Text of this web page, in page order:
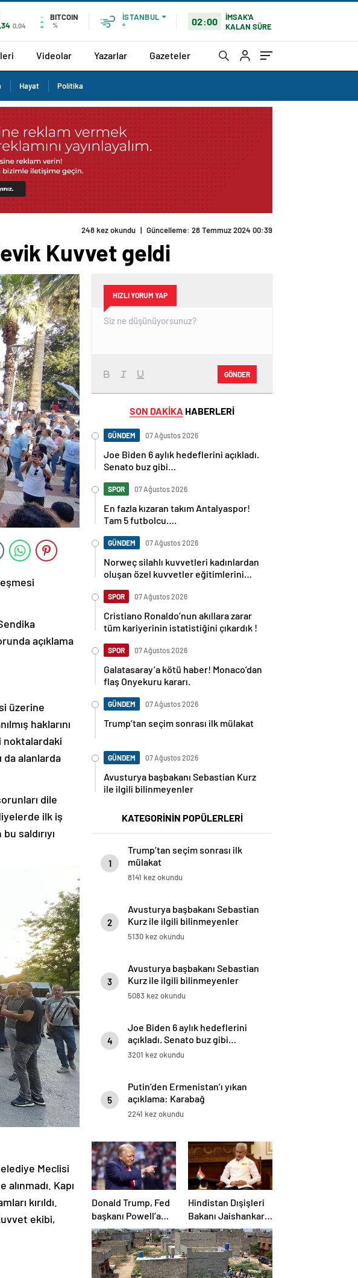
0,04
BITCOIN
%
İSTANBUL
°
02:00
İMSAK'A
KALAN SÜRE
Videolar Yazarlar Gazeteler
Hayat Politika
248 kez okundu | Güncelleme: 28 Temmuz 2024 00:39
Kuvvet geldi
açıklama
üzerine
haklarını
noktalardaki
da alanlarda
dile
ilk iş
saldırıyı
Meclisi
Kapı
kırıldı.
ekibi,
HIZLI YORUM YAP
GÖNDER
SON DAKİKA HABERLERİ
GÜNDEM 07 Ağustos 2026
Joe Biden 6 aylık hedeflerini açıkladı.
Senato buz gibi…
SPOR 07 Ağustos 2026
En fazla kızaran takım Antalyaspor!
Tam 5 futbolcu….
GÜNDEM 07 Ağustos 2026
Norweç silahlı kuvvetleri kadınlardan
oluşan özel kuvvetler eğitimlerini
SPOR 07 Ağustos 2026
Cristiano Ronaldo’nun akıllara zarar
tüm kariyerinin istatistiğini çıkardık !
SPOR 07 Ağustos 2026
Galatasaray’a kötü haber! Monaco’dan
flaş Onyekuru kararı.
GÜNDEM 07 Ağustos 2026
Trump’tan seçim sonrası ilk mülakat
GÜNDEM 07 Ağustos 2026
Avusturya başbakanı Sebastian Kurz
ile ilgili bilinmeyenler
KATEGORİNİN POPÜLERLERİ
1
Trump’tan seçim sonrası ilk
mülakat
8141 kez okundu
2
Avusturya başbakanı Sebastian
Kurz ile ilgili bilinmeyenler
5130 kez okundu
3
Avusturya başbakanı Sebastian
Kurz ile ilgili bilinmeyenler
5083 kez okundu
4
Joe Biden 6 aylık hedeflerini
açıkladı. Senato buz gibi…
3201 kez okundu
5
Putin’den Ermenistan’ı yıkan
açıklama: Karabağ
Azerbaycan’ın ayrılmaz bir
2241 kez okundu
Donald Trump, Fed
başkanı Powell’a
hakaret etti: Aptal
Hindistan Dışişleri
Bakanı Jaishankar:
Gerilimi artırmak
gibi bir niyetimiz
yok